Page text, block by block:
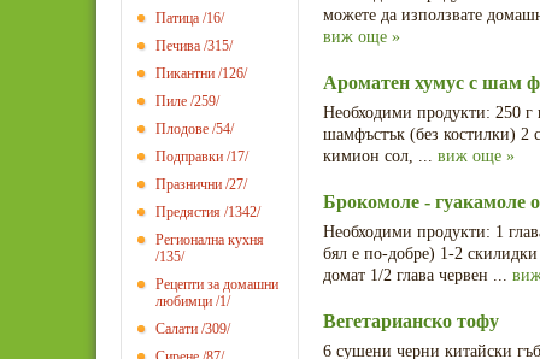
Патица /16/
Печива /315/
Пикантни /126/
Пиле /259/
Плодове /54/
Подправки /17/
Празнични /27/
Предястия /1342/
Регионална кухня
/135/
Рецепти за домашни
любимци /1/
Салати /309/
можете да използвате
виж още »
Ароматен хумус с шам
Необходими продукти: 250 г
шамфъстък (без костилки) 2
кимион сол, ... виж още »
Брокомоле - гуакамоле
Необходими продукти: 1
бял е по-добре) 1-2
домат 1/2 глава червен ...
Вегетарианско тофу
6 сушени черни китайски